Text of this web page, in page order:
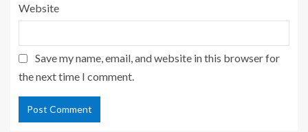
Website
Save my name, email, and website in this browser for
the next time I comment.